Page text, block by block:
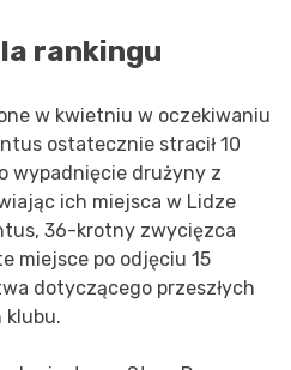
rankingu
w kwietniu w oczekiwaniu
ostatecznie stracił 10
wypadnięcie drużyny z
ich miejsca w Lidze
36-krotny zwycięzca
miejsce po odjęciu 15
dotyczącego przeszłych